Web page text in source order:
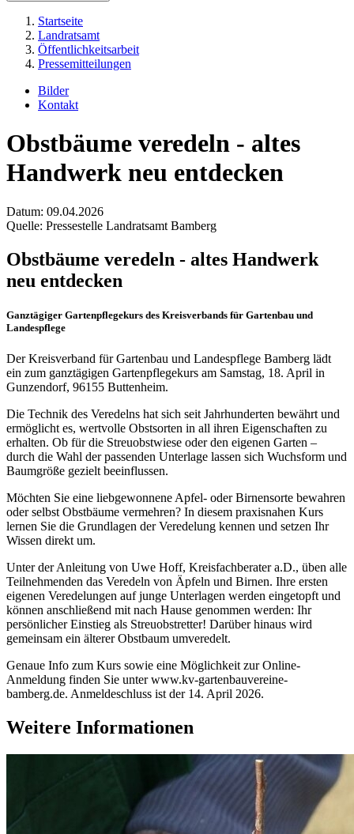
Startseite
Landratsamt
Öffentlichkeitsarbeit
Pressemitteilungen
Bilder
Kontakt
Obstbäume veredeln - altes
Handwerk neu entdecken
Datum: 09.04.2026
Quelle: Pressestelle Landratsamt Bamberg
Obstbäume veredeln - altes Handwerk
neu entdecken
Ganztägiger Gartenpflegekurs des Kreisverbands für Gartenbau und
Landespflege
Der Kreisverband für Gartenbau und Landespflege Bamberg lädt
ein zum ganztägigen Gartenpflegekurs am Samstag, 18. April in
Gunzendorf, 96155 Buttenheim.
Die Technik des Veredelns hat sich seit Jahrhunderten bewährt und
ermöglicht es, wertvolle Obstsorten in all ihren Eigenschaften zu
erhalten. Ob für die Streuobstwiese oder den eigenen Garten –
durch die Wahl der passenden Unterlage lassen sich Wuchsform und
Baumgröße gezielt beeinflussen.
Möchten Sie eine liebgewonnene Apfel- oder Birnensorte bewahren
oder selbst Obstbäume vermehren? In diesem praxisnahen Kurs
lernen Sie die Grundlagen der Veredelung kennen und setzen Ihr
Wissen direkt um.
Unter der Anleitung von Uwe Hoff, Kreisfachberater a.D., üben alle
Teilnehmenden das Veredeln von Äpfeln und Birnen. Ihre ersten
eigenen Veredelungen auf junge Unterlagen werden eingetopft und
können anschließend mit nach Hause genommen werden: Ihr
persönlicher Einstieg als Streuobstretter! Darüber hinaus wird
gemeinsam ein älterer Obstbaum umveredelt.
Genaue Info zum Kurs sowie eine Möglichkeit zur Online-
Anmeldung finden Sie unter www.kv-gartenbauvereine-
bamberg.de. Anmeldeschluss ist der 14. April 2026.
Weitere Informationen